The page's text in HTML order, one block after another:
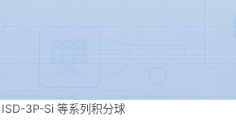
ISD-3P-Si 等系列积分球